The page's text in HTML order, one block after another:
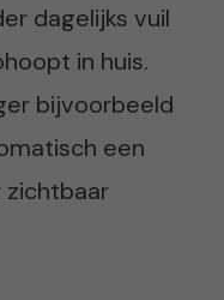
dagelijks vuil
in huis.
bijvoorbeeld
een